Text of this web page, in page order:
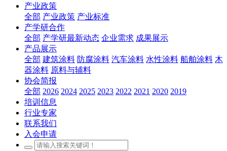
产业政策
全部 产业政策 产业标准
产学研合作
全部 产学研最新动态 企业需求 成果展示
产品展示
全部 建筑涂料 防腐涂料 汽车涂料 水性涂料 船舶涂料 木
器涂料 原料与辅料
协会简报
全部 2026 2024 2025 2023 2022 2021 2020 2019
培训信息
行业专家
联系我们
入会申请